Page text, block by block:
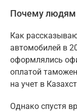
Почему людям
Как
автомобилей в
оформлялись
оплатой
на учет в
Однако спустя